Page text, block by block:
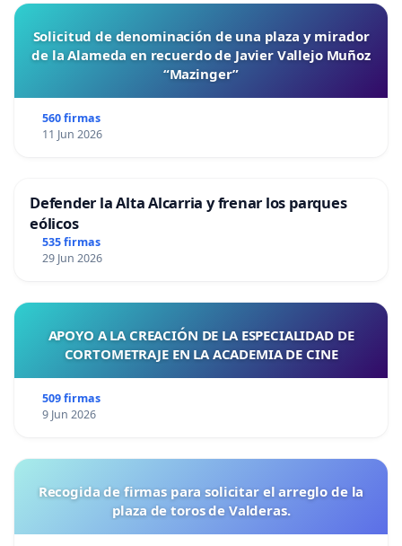
Solicitud de denominación de una plaza y mirador
de la Alameda en recuerdo de Javier Vallejo Muñoz
“Mazinger”
560 firmas
11 Jun 2026
Defender la Alta Alcarria y frenar los parques
eólicos
535 firmas
29 Jun 2026
APOYO A LA CREACIÓN DE LA ESPECIALIDAD DE
CORTOMETRAJE EN LA ACADEMIA DE CINE
509 firmas
9 Jun 2026
Recogida de firmas para solicitar el arreglo de la
plaza de toros de Valderas.